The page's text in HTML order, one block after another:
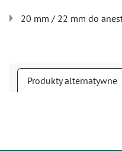
20 mm / 22 mm do
Produkty alternatywne